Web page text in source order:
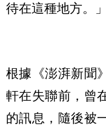
待在這種地方。」
根據《澎湃新聞
軒在失聯前，曾
的訊息，隨後被